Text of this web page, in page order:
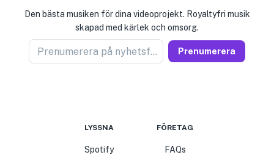
Den bästa musiken för dina videoprojekt. Royaltyfri musik
skapad med kärlek och omsorg.
Prenumerera på nyhetsförsäljare Prenumerera
LYSSNA
Spotify
FÖRETAG
FAQs